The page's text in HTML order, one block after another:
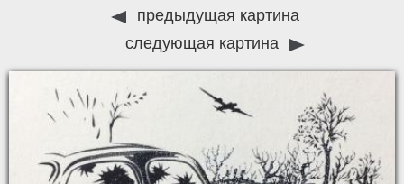
предыдущая картина
следующая картина